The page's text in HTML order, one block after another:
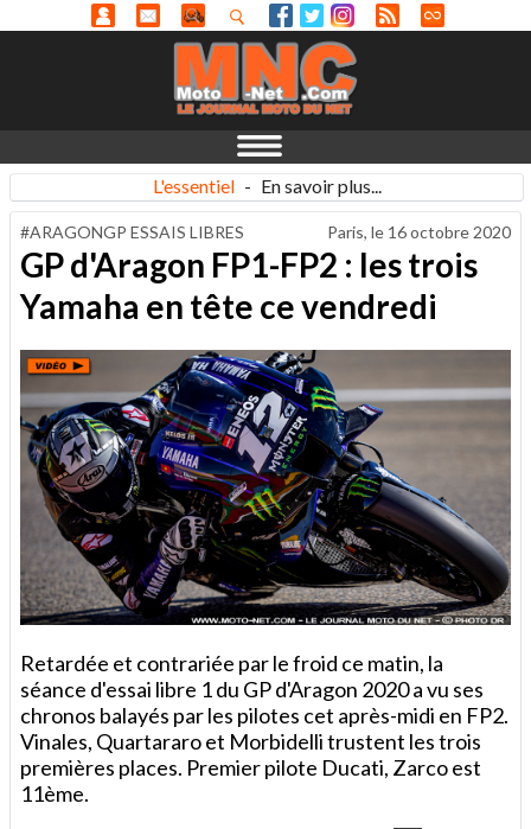
L'essentiel - En savoir plus...
#ARAGONGP ESSAIS LIBRES Paris, le 16 octobre 2020
GP d'Aragon FP1-FP2 : les trois
Yamaha en tête ce vendredi
Retardée et contrariée par le froid ce matin, la
séance d'essai libre 1 du GP d'Aragon 2020 a vu ses
chronos balayés par les pilotes cet après-midi en FP2.
Vinales, Quartararo et Morbidelli trustent les trois
premières places. Premier pilote Ducati, Zarco est
11ème.